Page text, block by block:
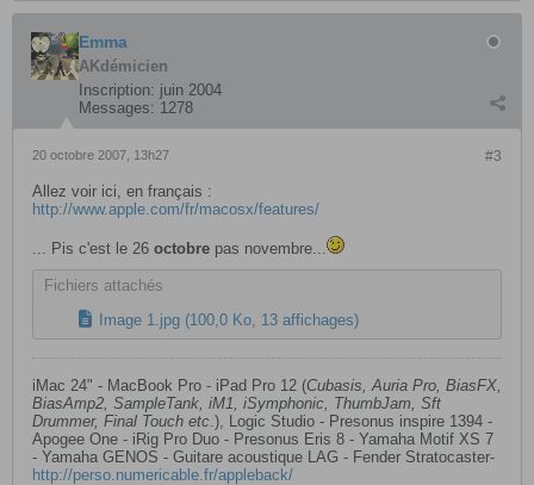
Emma
AKdémicien
Inscription: juin 2004
Messages: 1278
#3
20 octobre 2007, 13h27
Allez voir ici, en français :
http://www.apple.com/fr/macosx/features/
... Pis c'est le 26 octobre pas novembre...
Fichiers attachés
Image 1.jpg (100,0 Ko, 13 affichages)
iMac 24" - MacBook Pro - iPad Pro 12 (Cubasis, Auria Pro, BiasFX,
BiasAmp2, SampleTank, iM1, iSymphonic, ThumbJam, Sft
Drummer, Final Touch etc.), Logic Studio - Presonus inspire 1394 -
Apogee One - iRig Pro Duo - Presonus Eris 8 - Yamaha Motif XS 7
- Yamaha GENOS - Guitare acoustique LAG - Fender Stratocaster-
http://perso.numericable.fr/appleback/